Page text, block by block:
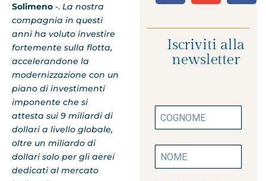
Solimeno -. La nostra
compagnia in questi
anni ha voluto investire
fortemente sulla flotta,
accelerandone la
modernizzazione con un
piano di investimenti
imponente che si
attesta sui 9 miliardi di
dollari a livello globale,
oltre un miliardo di
dollari solo per gli aerei
dedicati al mercato
Iscriviti alla
newsletter